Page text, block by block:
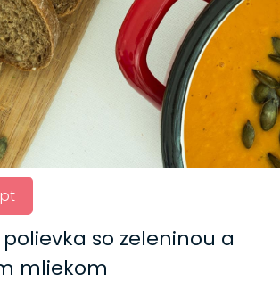
so zeleninou a
mliekom